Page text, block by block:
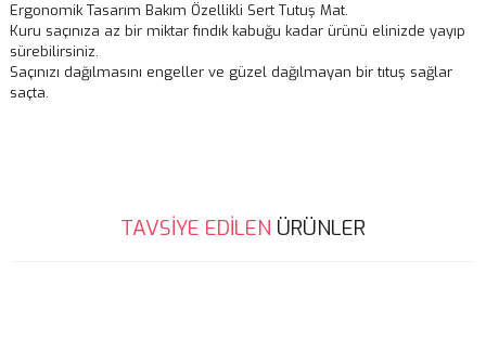
Ergonomik Tasarım Bakım Özellikli Sert Tutuş Mat.
Kuru saçınıza az bir miktar fındık kabuğu kadar ürünü elinizde yayıp
sürebilirsiniz.
Saçınızı dağılmasını engeller ve güzel dağılmayan bir tıtuş sağlar
saçta.
Bu ürünün fiyat bilgisi, resim, ürün açıklamalarında ve diğer
konularda yetersiz gördüğünüz noktaları öneri formunu kullanarak
TAVSİYE EDİLEN ÜRÜNLER